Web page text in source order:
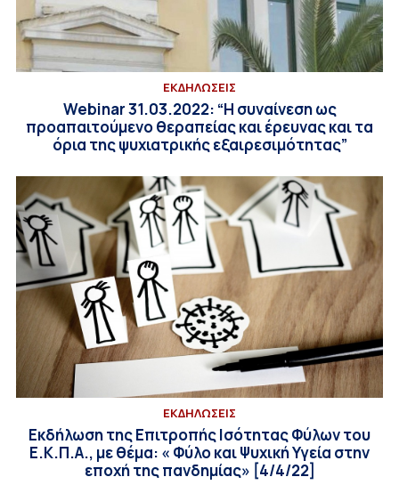
ΕΚΔΗΛΩΣΕΙΣ
Webinar 31.03.2022: “Η συναίνεση ως
προαπαιτούμενο θεραπείας και έρευνας και τα
όρια της ψυχιατρικής εξαιρεσιμότητας”
ΕΚΔΗΛΩΣΕΙΣ
Eκδήλωση της Επιτροπής Ισότητας Φύλων του
Ε.Κ.Π.Α., με θέμα: « Φύλο και Ψυχική Υγεία στην
εποχή της πανδημίας» [4/4/22]